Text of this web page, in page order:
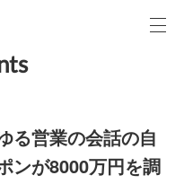
る営業の会話の自
ンが8000万円を調